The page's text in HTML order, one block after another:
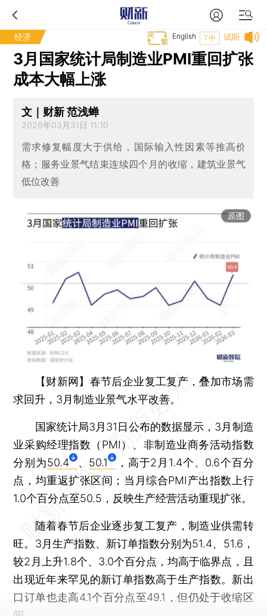
经济 试听
T中
English
3月国家统计局制造业PMI重回扩张
成本大幅上涨
文｜财新 范浅蝉
2026年03月31日 11:10
需求修复幅度大于供给，国际输入性因素等推高价
格；服务业景气结束连续四个月的收缩，建筑业景气
低位改善
原图
【财新网】 春节后企业复工复产，叠加市场需
求回升，3月制造业景气水平改善。
国家统计局3月31日公布的数据显示，3月制造
业采购经理指数（PMI）、非制造业商务活动指数
分别为50.4 、 50.1
，高于2月1.4个、0.6个百分
点，均重返扩张区间；当月综合PMI产出指数上行
1.0个百分点至50.5，反映生产经营活动重现扩张。
随着春节后企业逐步复工复产，制造业供需转
旺。3月生产指数、新订单指数分别为51.4、51.6，
较2月上升1.8个、3.0个百分点，均高于临界点，且
出现近年来罕见的新订单指数高于生产指数。新出
口订单也走高4.1个百分点至49.1，但仍处于收缩区